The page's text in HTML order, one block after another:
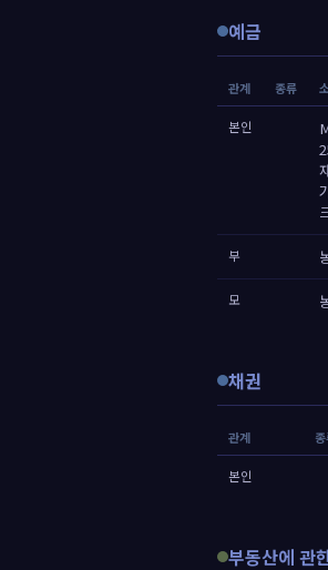
예금
관계 종류
본인
부
모
채권
관계
본인
부동산에 관